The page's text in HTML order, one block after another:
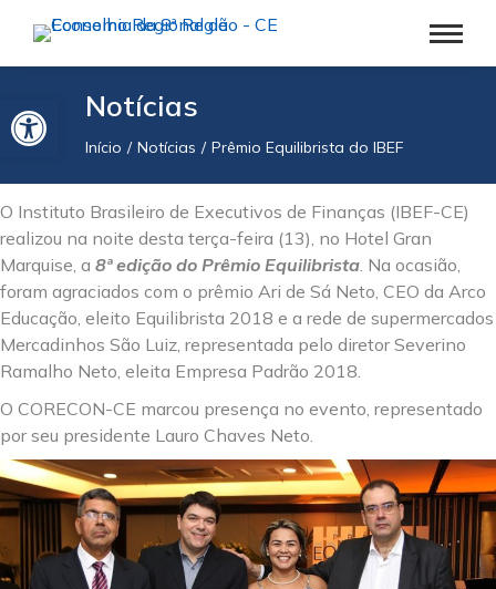
Barra de Ferramentas AbertaNotícias
Você está aqui:
Início Notícias Prêmio Equilibrista do IBEF
O Instituto Brasileiro de Executivos de Finanças (IBEF-CE)
realizou na noite desta terça-feira (13), no Hotel Gran
Marquise, a 8ª edição do Prêmio Equilibrista. Na ocasião,
foram agraciados com o prêmio Ari de Sá Neto, CEO da Arco
Educação, eleito Equilibrista 2018 e a rede de supermercados
Mercadinhos São Luiz, representada pelo diretor Severino
Ramalho Neto, eleita Empresa Padrão 2018.
O CORECON-CE marcou presença no evento, representado
por seu presidente Lauro Chaves Neto.